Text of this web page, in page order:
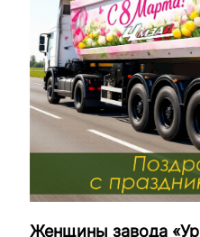
Женщины завода